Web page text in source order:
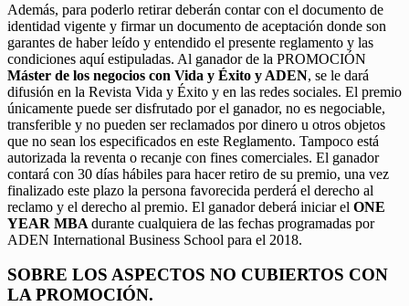
Además, para poderlo retirar deberán contar con el documento de
identidad vigente y firmar un documento de aceptación donde son
garantes de haber leído y entendido el presente reglamento y las
condiciones aquí estipuladas. Al ganador de la PROMOCIÓN
Máster de los negocios con Vida y Éxito y ADEN, se le dará
difusión en la Revista Vida y Éxito y en las redes sociales. El premio
únicamente puede ser disfrutado por el ganador, no es negociable,
transferible y no pueden ser reclamados por dinero u otros objetos
que no sean los especificados en este Reglamento. Tampoco está
autorizada la reventa o recanje con fines comerciales. El ganador
contará con 30 días hábiles para hacer retiro de su premio, una vez
finalizado este plazo la persona favorecida perderá el derecho al
reclamo y el derecho al premio. El ganador deberá iniciar el ONE
YEAR MBA durante cualquiera de las fechas programadas por
ADEN International Business School para el 2018.
SOBRE LOS ASPECTOS NO CUBIERTOS CON
LA PROMOCIÓN.